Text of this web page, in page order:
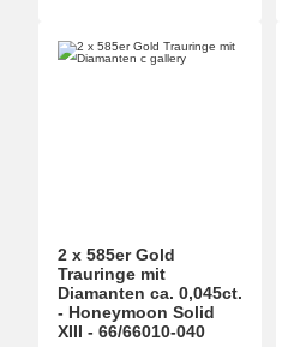
2 x 585er Gold
Trauringe mit
Diamanten ca. 0,045ct.
- Honeymoon Solid
XIII - 66/66010-040